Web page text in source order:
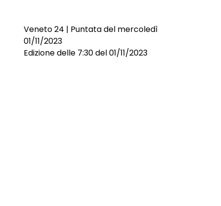
Veneto 24 | Puntata del mercoledì
01/11/2023
Edizione delle 7:30 del 01/11/2023